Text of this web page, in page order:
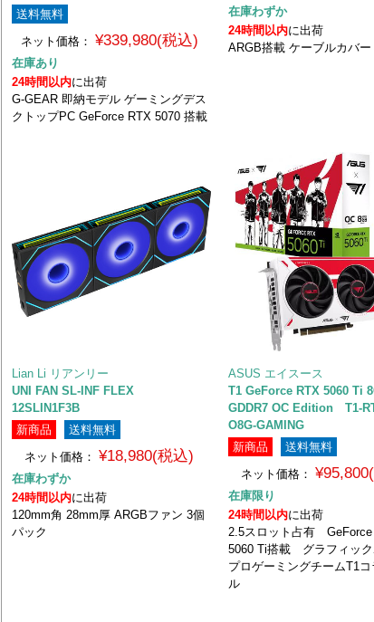
送料無料
ネット価格： ¥339,980(税込)
在庫あり
24時間以内に出荷
G-GEAR 即納モデル ゲーミングデス
クトップPC GeForce RTX 5070 搭載
在庫わずか
24時間以内に出荷
ARGB搭載 ケーブルカバー
Lian Li リアンリー
UNI FAN SL-INF FLEX
12SLIN1F3B
新商品
送料無料
ネット価格：
¥18,980(税込)
在庫わずか
24時間以内に出荷
120mm角 28mm厚 ARGBファン 3個
パック
ASUS エイスース
T1 GeForce RTX 5060 Ti
GDDR7 OC Edition T1-
O8G-GAMING
新商品
送料無料
ネット価格：
在庫限り
24時間以内に出荷
2.5スロット占有 GeForce
5060 Ti搭載 グラフィッ
プロゲーミングチームT1
ル